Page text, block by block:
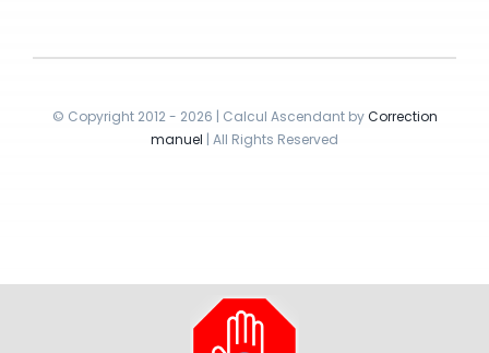
© Copyright 2012 - 2026 | Calcul Ascendant byCorrection
manuel | All Rights Reserved